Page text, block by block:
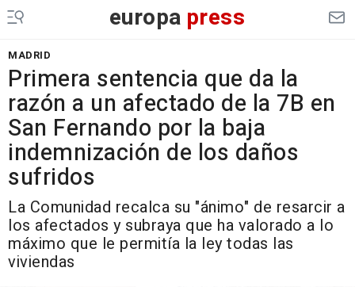
europa press
MADRID
Primera sentencia que da la
razón a un afectado de la 7B en
San Fernando por la baja
indemnización de los daños
sufridos
La Comunidad recalca su "ánimo" de resarcir a
los afectados y subraya que ha valorado a lo
máximo que le permitía la ley todas las
viviendas